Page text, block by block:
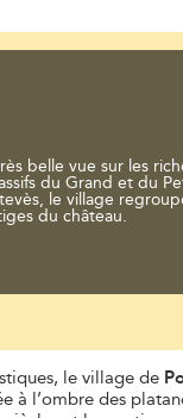
belle vue sur les
du Grand et du
le village
du château.
le village de
à l’ombre des